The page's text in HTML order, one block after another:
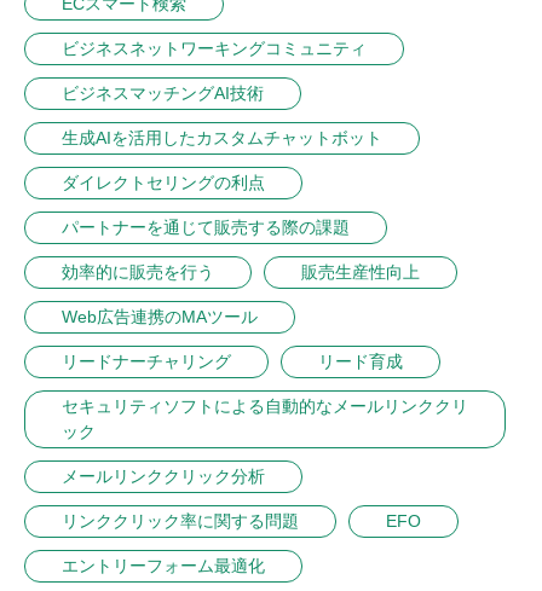
ビジネスネットワーキングコミュニティ
ビジネスマッチングAI技術
生成AIを活用したカスタムチャットボット
ダイレクトセリングの利点
パートナーを通じて販売する際の課題
効率的に販売を行う 販売生産性向上
Web広告連携のMAツール
リードナーチャリング リード育成
セキュリティソフトによる自動的なメールリンククリ
ック
メールリンククリック分析
リンククリック率に関する問題 EFO
エントリーフォーム最適化